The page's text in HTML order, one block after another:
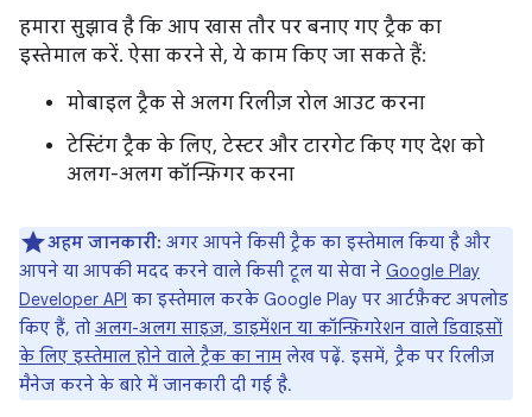
हमारा सुझाव है कि आप खास तौर पर बनाए गए ट्रैक का
इस्तेमाल करें. ऐसा करने से, ये काम किए जा सकते हैं:
मोबाइल ट्रैक से अलग रिलीज़ रोल आउट करना
टेस्टिंग ट्रैक के लिए, टेस्टर और टारगेट किए गए देश को
अलग-अलग कॉन्फ़िगर करना
अहम जानकारी: अगर आपने किसी ट्रैक का इस्तेमाल किया है और
आपने या आपकी मदद करने वाले किसी टूल या सेवा ने Google Play
Developer API का इस्तेमाल करके Google Play पर आर्टफ़ैक्ट अपलोड
किए हैं, तो अलग-अलग साइज़, डाइमेंशन या कॉन्फ़िगरेशन वाले डिवाइसों
के लिए इस्तेमाल होने वाले ट्रैक का नाम लेख पढ़ें. इसमें, ट्रैक पर रिलीज़
मैनेज करने के बारे में जानकारी दी गई है.